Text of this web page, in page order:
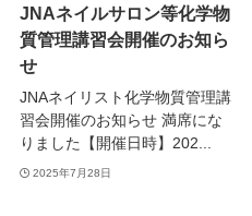
JNAネイルサロン等化学物
質管理講習会開催のお知ら
せ
JNAネイリスト化学物質管理講
習会開催のお知らせ 満席にな
りました【開催日時】202...
2025年7月28日